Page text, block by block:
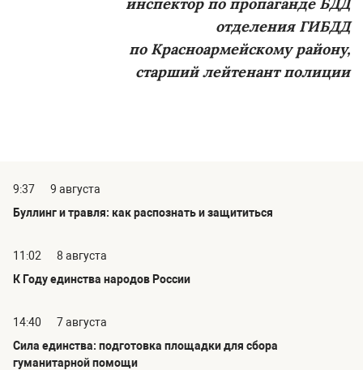
отделения ГИБДД
по Красноармейскому району,
старший лейтенант полиции
9:37
9 августа
Буллинг и травля: как распознать и защититься
11:02
8 августа
К Году единства народов России
14:40
7 августа
Сила единства: подготовка площадки для сбора
гуманитарной помощи